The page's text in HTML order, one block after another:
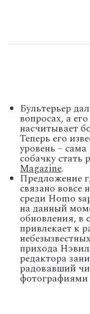
Бультерьер
вопросах, а
насчитывает
Теперь его
уровень –
собачку стать
Magazine.
Предложение
связано вовсе
среди Homo
на данный
обновления, в
привлекает к
прихода
редактора
радовавший